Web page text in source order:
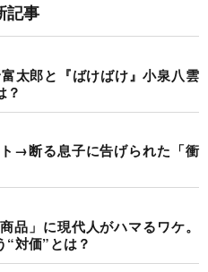
記事
太郎と『ばけばけ』小泉八雲
？
→断る息子に告げられた「衝
品」に現代人がハマるワケ。
対価”とは？